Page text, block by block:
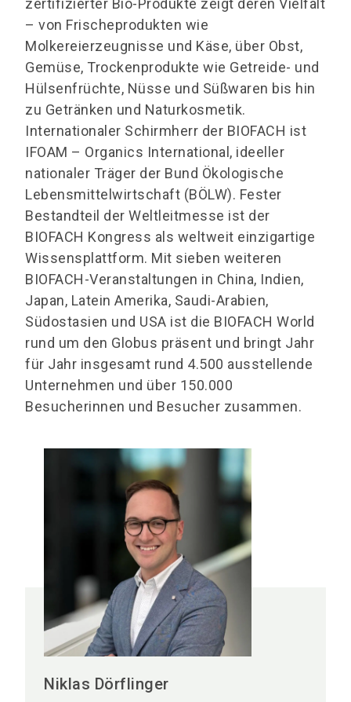
zertifizierter Bio-Produkte zeigt deren Vielfalt
– von Frischeprodukten wie
Molkereierzeugnisse und Käse, über Obst,
Gemüse, Trockenprodukte wie Getreide- und
Hülsenfrüchte, Nüsse und Süßwaren bis hin
zu Getränken und Naturkosmetik.
Internationaler Schirmherr der BIOFACH ist
IFOAM – Organics International, ideeller
nationaler Träger der Bund Ökologische
Lebensmittelwirtschaft (BÖLW). Fester
Bestandteil der Weltleitmesse ist der
BIOFACH Kongress als weltweit einzigartige
Wissensplattform. Mit sieben weiteren
BIOFACH-Veranstaltungen in China, Indien,
Japan, Latein Amerika, Saudi-Arabien,
Südostasien und USA ist die BIOFACH World
rund um den Globus präsent und bringt Jahr
für Jahr insgesamt rund 4.500 ausstellende
Unternehmen und über 150.000
Besucherinnen und Besucher zusammen.
Niklas Dörflinger